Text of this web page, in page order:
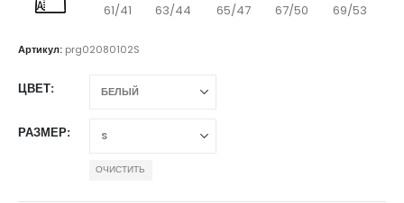
61/41 63/44 65/47 67/50 69/53
Артикул: prg02080102S
ЦВЕТ
РАЗМЕР
ОЧИСТИТЬ